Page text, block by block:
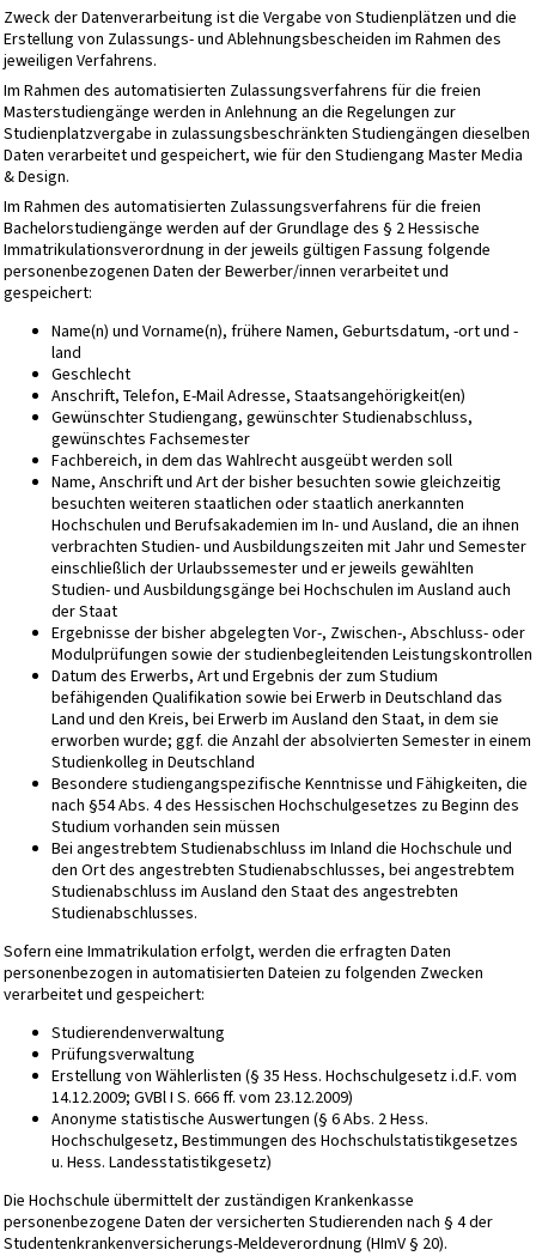
Zweck der Datenverarbeitung ist die Vergabe von Studienplätzen und die
Erstellung von Zulassungs- und Ablehnungsbescheiden im Rahmen des
jeweiligen Verfahrens.
Im Rahmen des automatisierten Zulassungsverfahrens für die freien
Masterstudiengänge werden in Anlehnung an die Regelungen zur
Studienplatzvergabe in zulassungsbeschränkten Studiengängen dieselben
Daten verarbeitet und gespeichert, wie für den Studiengang Master Media
& Design.
Im Rahmen des automatisierten Zulassungsverfahrens für die freien
Bachelorstudiengänge werden auf der Grundlage des § 2 Hessische
Immatrikulationsverordnung in der jeweils gültigen Fassung folgende
personenbezogenen Daten der Bewerber/innen verarbeitet und
gespeichert:
Name(n) und Vorname(n), frühere Namen, Geburtsdatum, -ort und -
land
Geschlecht
Anschrift, Telefon, E-Mail Adresse, Staatsangehörigkeit(en)
Gewünschter Studiengang, gewünschter Studienabschluss,
gewünschtes Fachsemester
Fachbereich, in dem das Wahlrecht ausgeübt werden soll
Name, Anschrift und Art der bisher besuchten sowie gleichzeitig
besuchten weiteren staatlichen oder staatlich anerkannten
Hochschulen und Berufsakademien im In- und Ausland, die an ihnen
verbrachten Studien- und Ausbildungszeiten mit Jahr und Semester
einschließlich der Urlaubssemester und er jeweils gewählten
Studien- und Ausbildungsgänge bei Hochschulen im Ausland auch
der Staat
Ergebnisse der bisher abgelegten Vor-, Zwischen-, Abschluss- oder
Modulprüfungen sowie der studienbegleitenden Leistungskontrollen
Datum des Erwerbs, Art und Ergebnis der zum Studium
befähigenden Qualifikation sowie bei Erwerb in Deutschland das
Land und den Kreis, bei Erwerb im Ausland den Staat, in dem sie
erworben wurde; ggf. die Anzahl der absolvierten Semester in einem
Studienkolleg in Deutschland
Besondere studiengangspezifische Kenntnisse und Fähigkeiten, die
nach §54 Abs. 4 des Hessischen Hochschulgesetzes zu Beginn des
Studium vorhanden sein müssen
Bei angestrebtem Studienabschluss im Inland die Hochschule und
den Ort des angestrebten Studienabschlusses, bei angestrebtem
Studienabschluss im Ausland den Staat des angestrebten
Studienabschlusses.
Sofern eine Immatrikulation erfolgt, werden die erfragten Daten
personenbezogen in automatisierten Dateien zu folgenden Zwecken
verarbeitet und gespeichert:
Studierendenverwaltung
Prüfungsverwaltung
Erstellung von Wählerlisten (§ 35 Hess. Hochschulgesetz i.d.F. vom
14.12.2009; GVBl I S. 666 ff. vom 23.12.2009)
Anonyme statistische Auswertungen (§ 6 Abs. 2 Hess.
Hochschulgesetz, Bestimmungen des Hochschulstatistikgesetzes
u. Hess. Landesstatistikgesetz)
Die Hochschule übermittelt der zuständigen Krankenkasse
personenbezogene Daten der versicherten Studierenden nach § 4 der
Studentenkrankenversicherungs-Meldeverordnung (HImV § 20).